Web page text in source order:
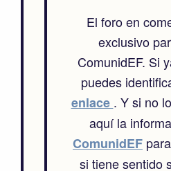
El foro en
exclusivo
ComunidEF. Si
puedes
enlace . Y si no
aquí la
ComunidEF
si tiene sentido